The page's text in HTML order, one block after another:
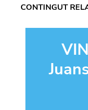
CONTINGUT